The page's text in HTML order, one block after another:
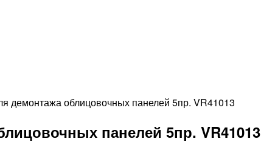
демонтажа облицовочных панелей 5пр. VR41013
панелей 5пр. VR41013